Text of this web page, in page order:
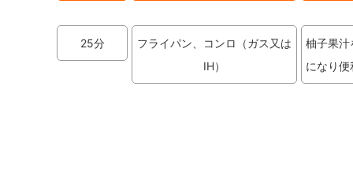
25分
フライパン、コンロ（ガス又は
IH）
柚子果汁
になり